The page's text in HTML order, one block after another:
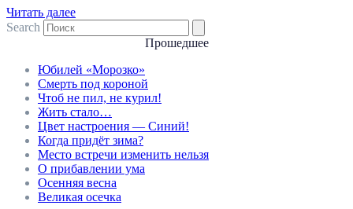
Читать далее
Search
Прошедшее
Юбилей «Морозко»
Смерть под короной
Чтоб не пил, не курил!
Жить стало…
Цвет настроения — Синий!
Когда придёт зима?
Место встречи изменить нельзя
О прибавлении ума
Осенняя весна
Великая осечка